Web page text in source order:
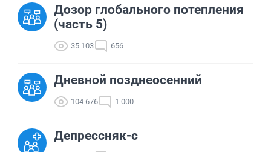
Дозор глобального потепления
(часть 5)
35 103 656
Дневной позднеосенний
104 676 1 000
Депрессняк-с